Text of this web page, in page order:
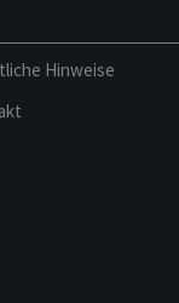
Hinweise